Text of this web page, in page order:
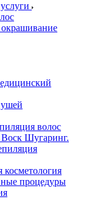
волос
Шугаринг.
косметология
процедуры